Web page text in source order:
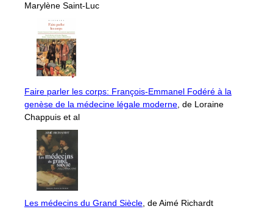
Marylène Saint-Luc
Faire parler les corps: François-Emmanel Fodéré à la
genèse de la médecine légale moderne, de Loraine
Chappuis et al
Les médecins du Grand Siècle, de Aimé Richardt